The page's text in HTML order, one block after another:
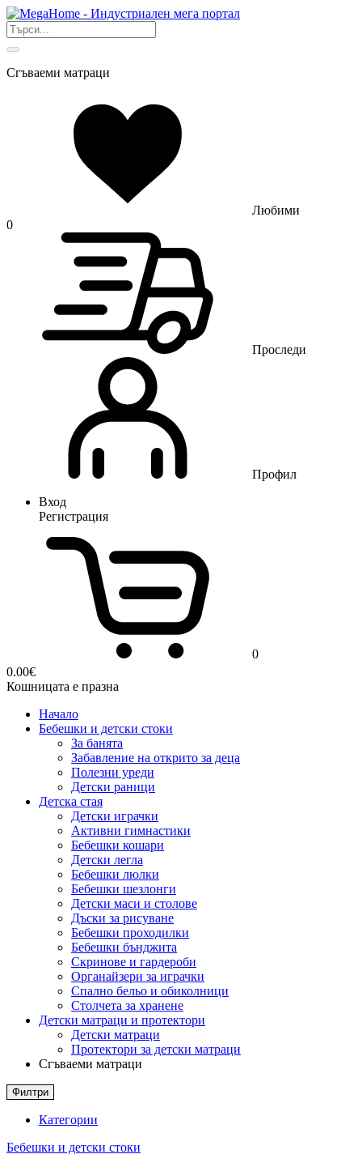
Сгъваеми матраци
Любими
0
Проследи
Профил
Вход
Регистрация
0
0.00€
Кошницата е празна
Начало
Бебешки и детски стоки
За банята
Забавление на открито за деца
Полезни уреди
Детски раници
Детска стая
Детски играчки
Активни гимнастики
Бебешки кошари
Детски легла
Бебешки люлки
Бебешки шезлонги
Детски маси и столове
Дъски за рисуване
Бебешки проходилки
Бебешки бънджита
Скринове и гардероби
Органайзери за играчки
Спално бельо и обиколници
Столчета за хранене
Детски матраци и протектори
Детски матраци
Протектори за детски матраци
Сгъваеми матраци
Филтри
Категории
Бебешки и детски стоки